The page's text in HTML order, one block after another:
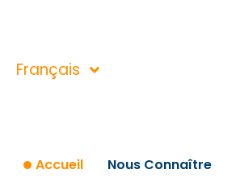
Français
العربية
Accueil Nous Connaître